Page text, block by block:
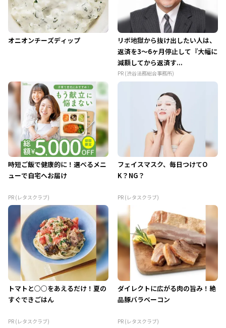
オニオンチーズディップ
リボ地獄から抜け出したい人は、
返済を3～6ヶ月停止して『大幅に
減額してから返済す...
PR (渋谷法務総合事務所)
時短ご飯で健康的に！選べるメニ
ューで自宅へお届け
PR (レタスクラブ)
フェイスマスク、毎日つけてO
K？NG？
PR (レタスクラブ)
トマトと○○をあえるだけ！夏の
すぐできごはん
PR (レタスクラブ)
ダイレクトに広がる肉の旨み！絶
品豚バラベーコン
PR (レタスクラブ)